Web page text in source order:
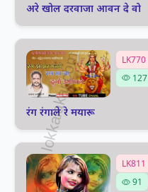
अरे खोल दरवाजा आवन दे वो
LK770
127
रंग रंगाले रे मयारू
LK811
91